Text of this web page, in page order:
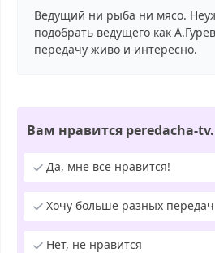
Ведущий ни рыба ни мясо.
подобрать ведущего как
передачу живо и интересно.
Вам нравится peredacha-
Да, мне все нравится!
Хочу больше разных передач
Нет, не нравится